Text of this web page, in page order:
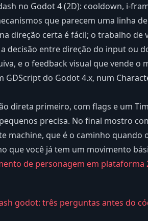
no Godot 4 (2D): cooldown, i-
que parecem uma linha
direção certa é fácil; o trabalho
decisão entre direção do input ou
e o feedback visual que vende
GDScript do Godot 4.x, num
direta primeiro, com flags e um
precisa. No final mostro
machine, que é o caminho quando
que você já tem um movimento
de personagem em plataforma
godot: três perguntas antes do